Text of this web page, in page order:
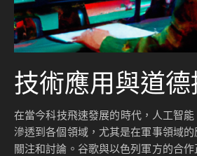
技術應用與道
在當今科技飛速發展的時代，人工智
滲透到各個領域，尤其是在軍事領域
關注和討論。谷歌與以色列軍方的合